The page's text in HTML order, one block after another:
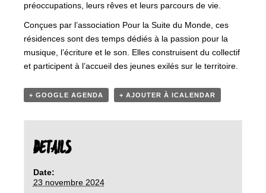
préoccupations, leurs rêves et leurs parcours de vie.
Conçues par l’association Pour la Suite du Monde, ces
résidences sont des temps dédiés à la passion pour la
musique, l’écriture et le son. Elles construisent du collectif
et participent à l’accueil des jeunes exilés sur le territoire.
+ GOOGLE AGENDA + AJOUTER À ICALENDAR
DETAILS
Date:
23 novembre 2024